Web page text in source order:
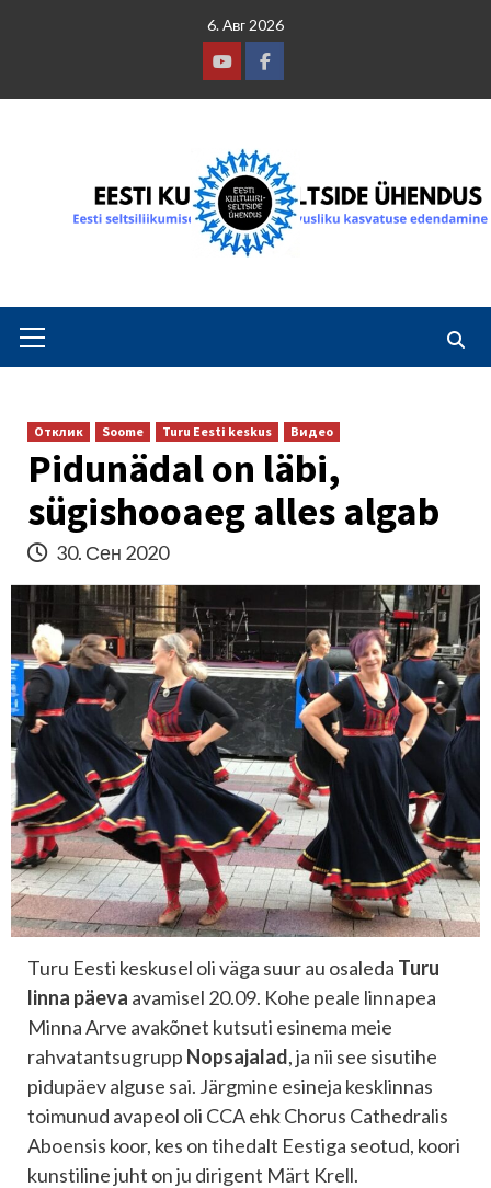
6. Авг 2026
YoutubeFacebook
Menu
Отклик Soome Turu Eesti keskus Видео
Pidunädal on läbi,
sügishooaeg alles algab
30. Сен 2020
Turu Eesti keskusel oli väga suur au osaleda Turu
linna päeva avamisel 20.09. Kohe peale linnapea
Minna Arve avakõnet kutsuti esinema meie
rahvatantsugrupp Nopsajalad, ja nii see sisutihe
pidupäev alguse sai. Järgmine esineja kesklinnas
toimunud avapeol oli CCA ehk Chorus Cathedralis
Aboensis koor, kes on tihedalt Eestiga seotud, koori
kunstiline juht on ju dirigent Märt Krell.